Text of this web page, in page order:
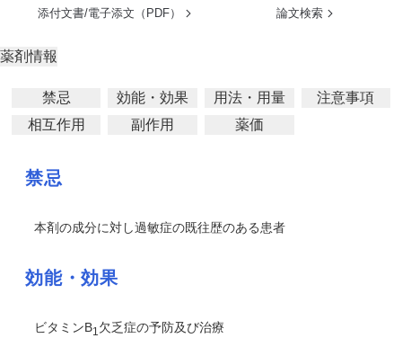
添付文書/電子添文（PDF） 論文検索
薬剤情報
禁忌 効能・効果 用法・用量
注意事項
相互作用
副作用 薬価
禁忌
本剤の成分に対し過敏症の既往歴のある患者
効能・効果
ビタミンB1 欠乏症の予防及び治療